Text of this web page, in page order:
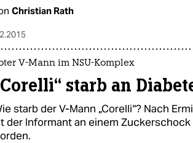
Christian Rath
V-Mann im NSU-Komplex
starb an
starb der V-Mann „Corelli“? Nach
der Informant an einem